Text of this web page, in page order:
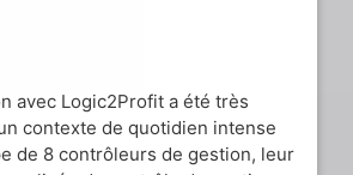
avec Logic2Profit a été très
contexte de quotidien intense
de 8 contrôleurs de gestion, leur